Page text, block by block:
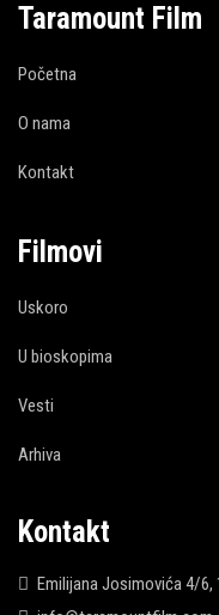
Taramount Film
Početna
O nama
Kontakt
Filmovi
Uskoro
U bioskopima
Vesti
Arhiva
Kontakt
Emilijana Josimovića 4/6,